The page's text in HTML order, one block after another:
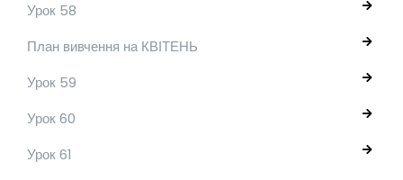
Урок 58
План вивчення на КВІТЕНЬ
Урок 59
Урок 60
Урок 61